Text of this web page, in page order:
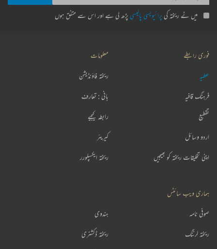
میں نے ریختہ کی پرائیویسی پالیسی پڑھ لی ہے اور اس سے متفق ہوں
فوری رابطے
عطیہ
فرہنگ قافیہ
تقطیع
اردو وسائل
اپنی تخلیقات ریختہ کو بھیجیں
معلومات
ریختہ فاؤنڈیشن
بانی : تعارف
رابطہ کیجیے
کیریئر
ریختہ ایکسپلورر
ہماری ویب سائٹس
ہندوی صوفی نامہ
ریختہ ڈکشنری ریختہ لرننگ